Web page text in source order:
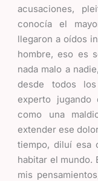
acusaciones,
conocía el
llegaron a oídos
hombre, eso es
nada malo a
desde todos
experto
como una
extender ese
tiempo, diluí esa
habitar el mundo.
mis